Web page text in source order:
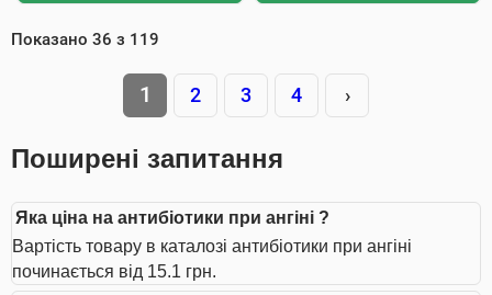
Показано 36 з 119
1 2 3 4 ›
Поширені запитання
Яка ціна на антибіотики при ангіні ?
Вартість товару в каталозі антибіотики при ангіні
починається від 15.1 грн.